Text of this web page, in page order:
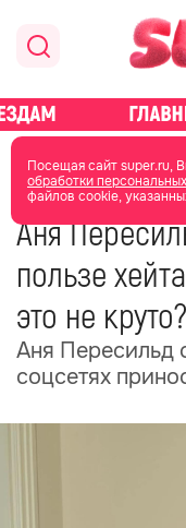
Посещая сайт super.ru,
обработки
файлов cookie,
главная
06 июня 19:34
Аня
пользе
это не
Аня Пересильд
соцсетях